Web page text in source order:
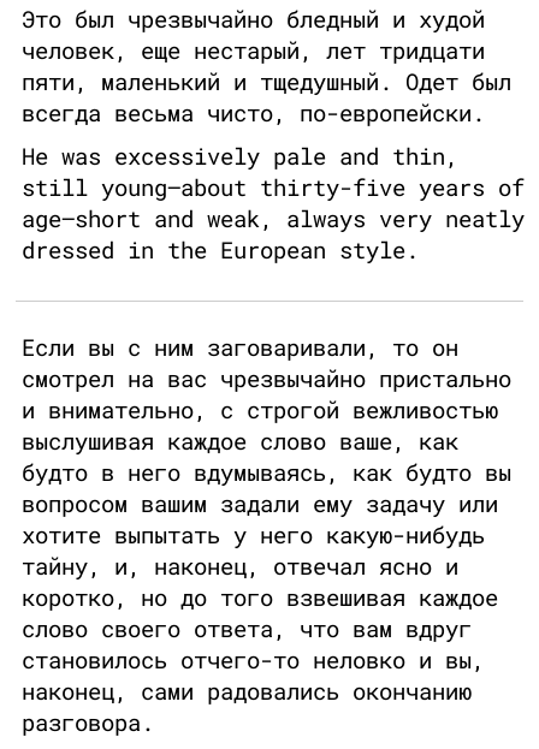
Это был чрезвычайно бледный и худой
человек, еще нестарый, лет тридцати
пяти, маленький и тщедушный. Одет был
всегда весьма чисто, по-европейски.
He was excessively pale and thin,
still young—about thirty-five years of
age—short and weak, always very neatly
dressed in the European style.
Если вы с ним заговаривали, то он
смотрел на вас чрезвычайно пристально
и внимательно, с строгой вежливостью
выслушивая каждое слово ваше, как
будто в него вдумываясь, как будто вы
вопросом вашим задали ему задачу или
хотите выпытать у него какую-нибудь
тайну, и, наконец, отвечал ясно и
коротко, но до того взвешивая каждое
слово своего ответа, что вам вдруг
становилось отчего-то неловко и вы,
наконец, сами радовались окончанию
разговора.